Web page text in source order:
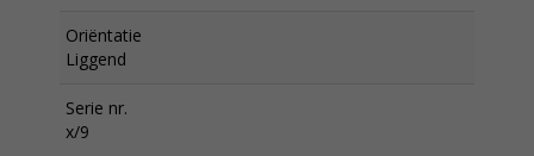
Oriëntatie
Liggend
Serie nr.
x/9